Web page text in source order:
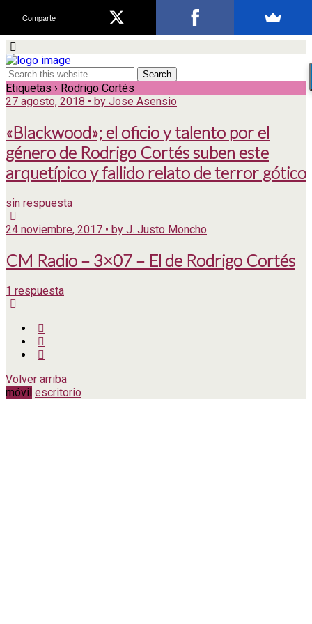
Etiquetas › Rodrigo Cortés
27 agosto, 2018 • by Jose Asensio
«Blackwood»; el oficio y talento por el
género de Rodrigo Cortés suben este
arquetípico y fallido relato de terror gótico
sin respuesta
24 noviembre, 2017 • by J. Justo Moncho
CM Radio – 3×07 – El de Rodrigo Cortés
1 respuesta
Volver arriba
móvil escritorio
Comparte